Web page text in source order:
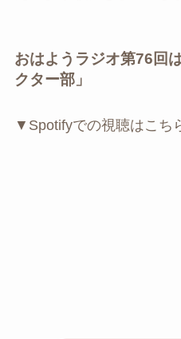
おはようラジオ第76回
クター部」
▼Spotifyでの視聴はこち